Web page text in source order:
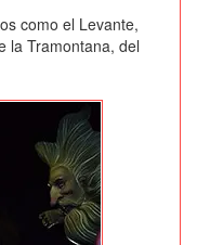
como el Levante,
la Tramontana, del